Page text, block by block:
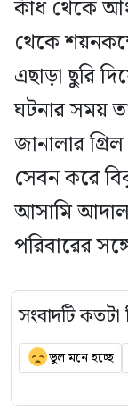
কাঁধ থেকে
থেকে
এছাড়া ছুরি
ঘটনার সময়
জানালার
সেবন করে
আসামি
পরিবারের
সংবাদটি
ভুল মনে হচ্ছে